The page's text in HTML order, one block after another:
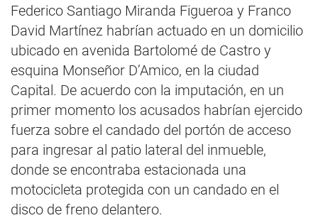
Federico Santiago Miranda Figueroa y Franco
David Martínez habrían actuado en un domicilio
ubicado en avenida Bartolomé de Castro y
esquina Monseñor D’Amico, en la ciudad
Capital. De acuerdo con la imputación, en un
primer momento los acusados habrían ejercido
fuerza sobre el candado del portón de acceso
para ingresar al patio lateral del inmueble,
donde se encontraba estacionada una
motocicleta protegida con un candado en el
disco de freno delantero.